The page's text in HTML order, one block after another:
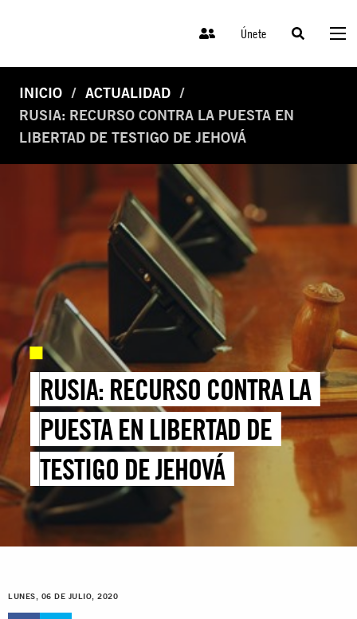
Únete
INICIO
ACTUALIDAD
RUSIA: RECURSO CONTRA LA PUESTA EN
LIBERTAD DE TESTIGO DE JEHOVÁ
RUSIA: RECURSO CONTRA LA
PUESTA EN LIBERTAD DE
TESTIGO DE JEHOVÁ
LUNES, 06 DE JULIO, 2020